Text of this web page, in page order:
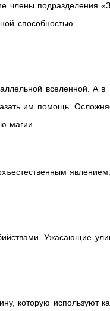
члены подразделения
способностью
вселенной. А в
им помощь.
магии.
явлением.
Ужасающие
которую используют